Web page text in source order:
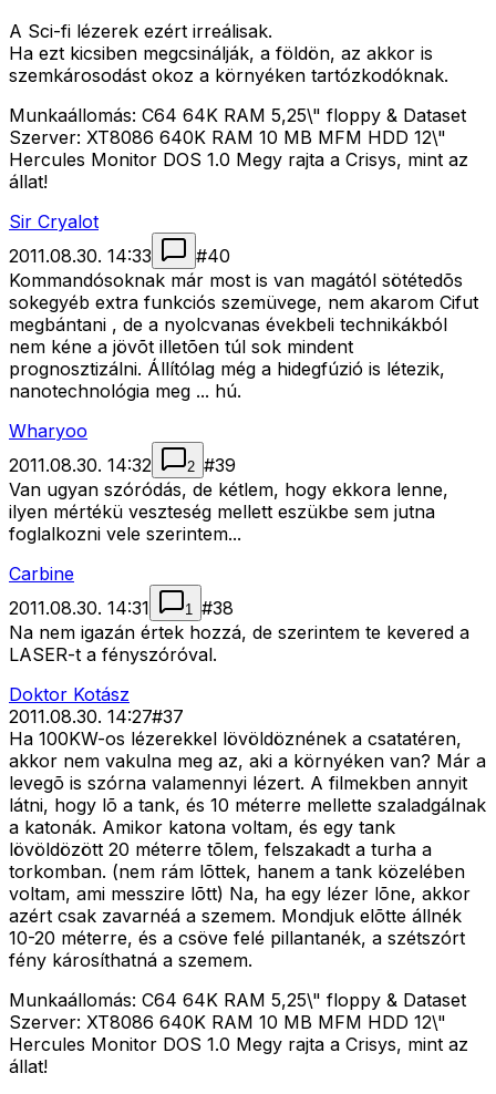
A Sci-fi lézerek ezért irreálisak.
Ha ezt kicsiben megcsinálják, a földön, az akkor is
szemkárosodást okoz a környéken tartózkodóknak.
Munkaállomás: C64 64K RAM 5,25\" floppy & Dataset
Szerver: XT8086 640K RAM 10 MB MFM HDD 12\"
Hercules Monitor DOS 1.0 Megy rajta a Crisys, mint az
állat!
Sir Cryalot
2011.08.30. 14:33
#40
Kommandósoknak már most is van magától sötétedõs
sokegyéb extra funkciós szemüvege, nem akarom Cifut
megbántani , de a nyolcvanas évekbeli technikákból
nem kéne a jövõt illetõen túl sok mindent
prognosztizálni. Állítólag még a hidegfúzió is létezik,
nanotechnológia meg ... hú.
Wharyoo
2011.08.30. 14:32
2 #39
Van ugyan szóródás, de kétlem, hogy ekkora lenne,
ilyen mértékü veszteség mellett eszükbe sem jutna
foglalkozni vele szerintem...
Carbine
2011.08.30. 14:31
1 #38
Na nem igazán értek hozzá, de szerintem te kevered a
LASER-t a fényszóróval.
Doktor Kotász
2011.08.30. 14:27#37
Ha 100KW-os lézerekkel lövöldöznének a csatatéren,
akkor nem vakulna meg az, aki a környéken van? Már a
levegõ is szórna valamennyi lézert. A filmekben annyit
látni, hogy lõ a tank, és 10 méterre mellette szaladgálnak
a katonák. Amikor katona voltam, és egy tank
lövöldözött 20 méterre tõlem, felszakadt a turha a
torkomban. (nem rám lõttek, hanem a tank közelében
voltam, ami messzire lõtt) Na, ha egy lézer lõne, akkor
azért csak zavarnéá a szemem. Mondjuk elõtte állnék
10-20 méterre, és a csöve felé pillantanék, a szétszórt
fény károsíthatná a szemem.
Munkaállomás: C64 64K RAM 5,25\" floppy & Dataset
Szerver: XT8086 640K RAM 10 MB MFM HDD 12\"
Hercules Monitor DOS 1.0 Megy rajta a Crisys, mint az
állat!